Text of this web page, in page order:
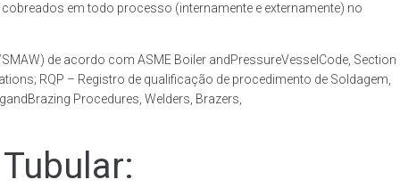
em todo processo (internamente e externamente) no
de acordo com ASME Boiler andPressureVesselCode, Section
RQP – Registro de qualificação de procedimento de Soldagem,
Procedures, Welders, Brazers,